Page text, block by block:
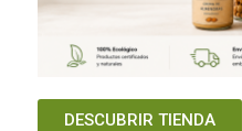
DESCUBRIR TIENDA